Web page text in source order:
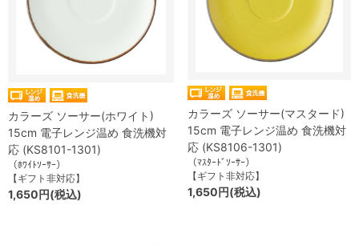
カラーズ ソーサー(ホワイト)
15cm 電子レンジ温め 食洗機対
応 (KS8101-1301)
（ﾎﾜｲﾄｿｰｻｰ）
【ギフト非対応】
1,650円(税込)
カラーズ ソーサー(マスタード)
15cm 電子レンジ温め 食洗機対
応 (KS8106-1301)
（ﾏｽﾀｰﾄﾞｿｰｻｰ）
【ギフト非対応】
1,650円(税込)